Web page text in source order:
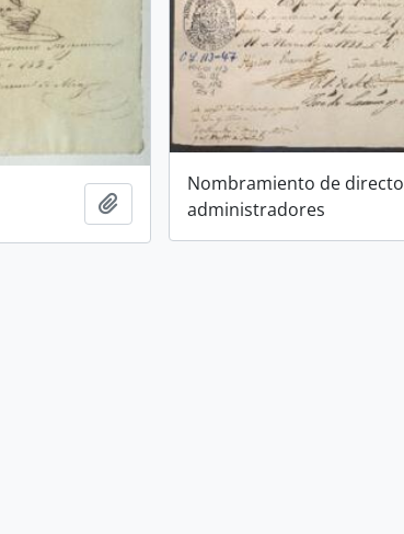
Nombramiento de
administradores
Add to clipboard